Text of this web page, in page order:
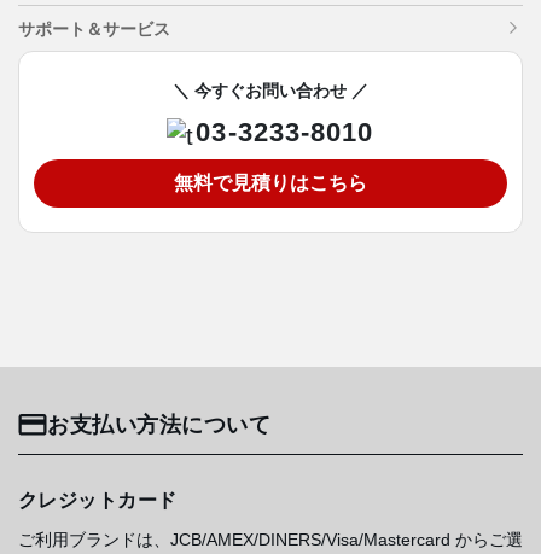
サポート＆サービス
＼ 今すぐお問い合わせ ／
03-3233-8010
無料で見積りはこちら
お支払い方法について
クレジットカード
ご利用ブランドは、JCB/AMEX/DINERS/Visa/Mastercard からご選